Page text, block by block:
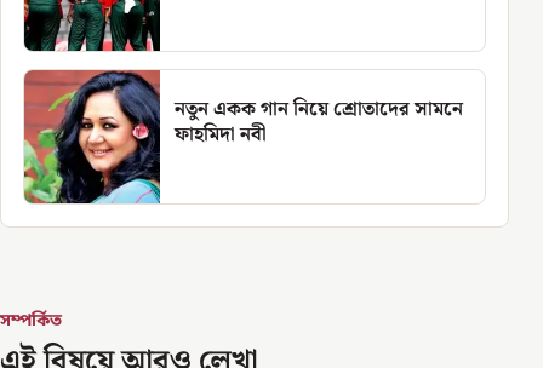
নতুন একক গান নিয়ে শ্রোতাদের সামনে
ফাহমিদা নবী
সম্পর্কিত